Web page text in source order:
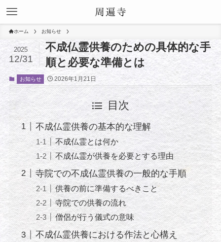
ホーム お知らせ
不成仏霊供養のための具体的な手
順と必要な準備とは
2025
12/31
お知らせ 2026年1月21日
目次
不成仏霊供養の基本的な理解
不成仏霊とは何か
不成仏霊が供養を必要とする理由
寺院での不成仏霊供養の一般的な手順
供養の前に準備するべきこと
寺院での供養の流れ
僧侶が行う儀式の意味
不成仏霊供養における作法と心構え